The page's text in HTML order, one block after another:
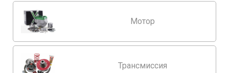
Мотор
Трансмиссия